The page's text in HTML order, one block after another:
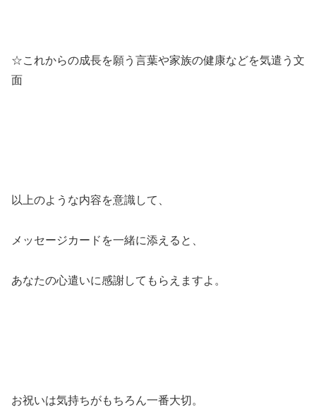
☆これからの成長を願う言葉や家族の健康などを気遣う文
面
以上のような内容を意識して、
メッセージカードを一緒に添えると、
あなたの心遣いに感謝してもらえますよ。
お祝いは気持ちがもちろん一番大切。